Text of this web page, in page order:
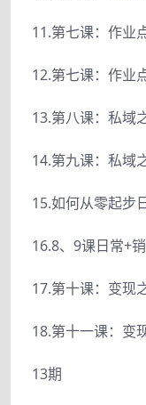
11.第七课：作业
12.第七课：作业
13.第八课：私域
14.第九课：私域
15.如何从零起步
16.8、9课日常+
17.第十课：变现
18.第十一课：变
13期